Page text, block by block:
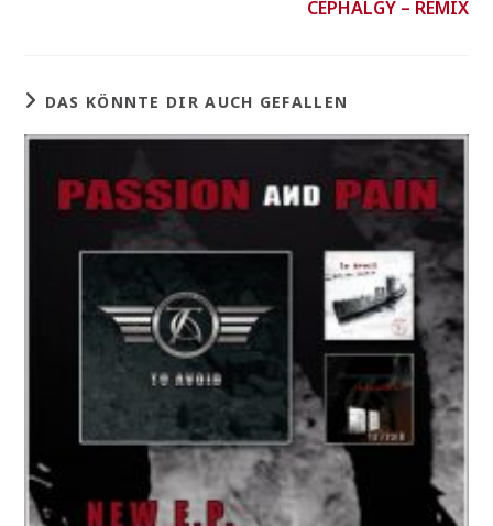
CEPHALGY – REMIX
DAS KÖNNTE DIR AUCH GEFALLEN